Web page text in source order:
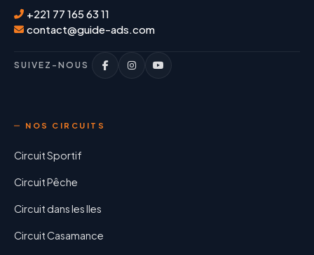
+221 77 165 63 11
contact@guide-ads.com
SUIVEZ-NOUS
NOS CIRCUITS
Circuit Sportif
Circuit Pêche
Circuit dans les Iles
Circuit Casamance